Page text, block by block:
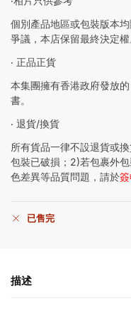
個別產品地區或包裝版本
爭議，本店保留最終決定權
‧ 正品正貨
本集團擁有香港政府發放
書。
‧ 退貨/換貨
所有貨品一律不設退貨或
包裝已破損；2)若包裹外
色差異等品質問題，請於
已售完
描述